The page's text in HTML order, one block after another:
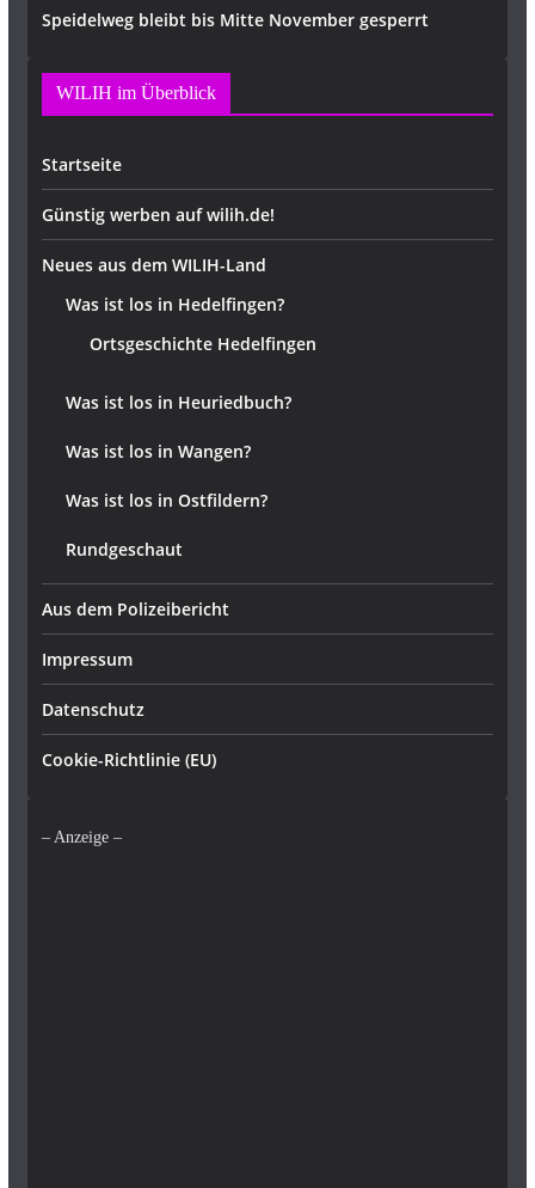
Speidelweg bleibt bis Mitte November gesperrt
WILIH im Überblick
Startseite
Günstig werben auf wilih.de!
Neues aus dem WILIH-Land
Was ist los in Hedelfingen?
Ortsgeschichte Hedelfingen
Was ist los in Heuriedbuch?
Was ist los in Wangen?
Was ist los in Ostfildern?
Rundgeschaut
Aus dem Polizeibericht
Impressum
Datenschutz
Cookie-Richtlinie (EU)
– Anzeige –